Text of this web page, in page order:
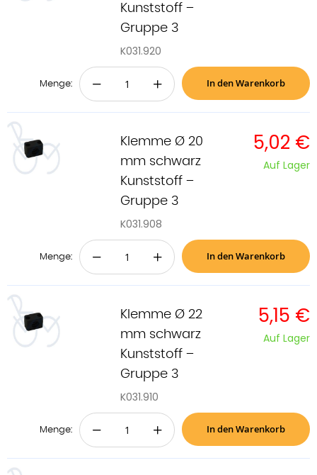
Kunststoff –
Gruppe 3
K031.920
Menge: − + In den Warenkorb
Klemme Ø 20
mm schwarz
Kunststoff –
Gruppe 3
K031.908
5,02 €
Auf Lager
Menge: − + In den Warenkorb
Klemme Ø 22
mm schwarz
Kunststoff –
Gruppe 3
K031.910
5,15 €
Auf Lager
Menge: − + In den Warenkorb